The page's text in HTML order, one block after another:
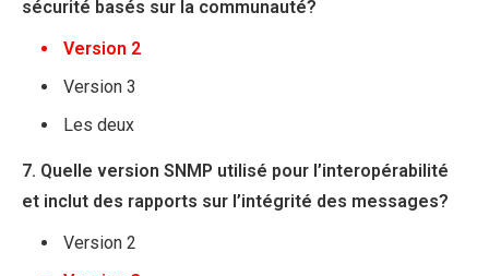
sécurité basés sur la communauté?
Version 2
Version 3
Les deux
7. Quelle version SNMP utilisé pour l’interopérabilité
et inclut des rapports sur l’intégrité des messages?
Version 2